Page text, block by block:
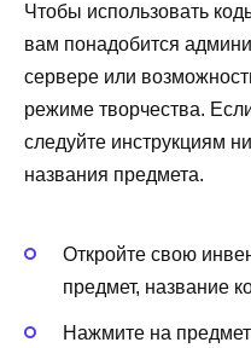
Чтобы использовать
вам понадобится
сервере или
режиме творчества.
следуйте инструкциям
названия предмета.
Откройте свою
предмет, название
Нажмите на